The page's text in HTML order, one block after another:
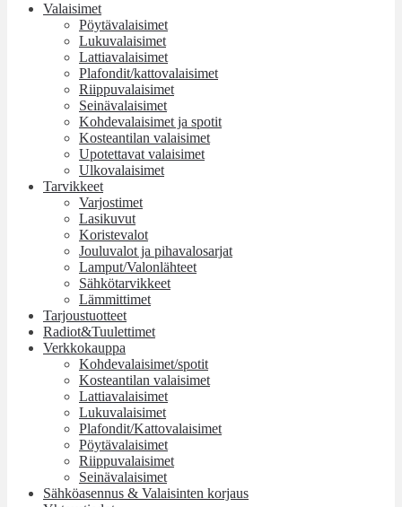
Valaisimet
Pöytävalaisimet
Lukuvalaisimet
Lattiavalaisimet
Plafondit/kattovalaisimet
Riippuvalaisimet
Seinävalaisimet
Kohdevalaisimet ja spotit
Kosteantilan valaisimet
Upotettavat valaisimet
Ulkovalaisimet
Tarvikkeet
Varjostimet
Lasikuvut
Koristevalot
Jouluvalot ja pihavalosarjat
Lamput/Valonlähteet
Sähkötarvikkeet
Lämmittimet
Tarjoustuotteet
Radiot&Tuulettimet
Verkkokauppa
Kohdevalaisimet/spotit
Kosteantilan valaisimet
Lattiavalaisimet
Lukuvalaisimet
Plafondit/Kattovalaisimet
Pöytävalaisimet
Riippuvalaisimet
Seinävalaisimet
Sähköasennus & Valaisinten korjaus